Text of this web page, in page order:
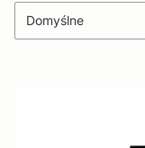
Domyślne